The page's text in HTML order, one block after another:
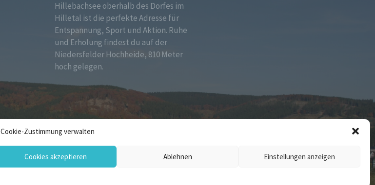
Cookie-Zustimmung verwalten
Cookies akzeptieren Ablehnen Einstellungen anzeigen
Hillebachsee oberhalb des Dorfes im
Hilletal ist die perfekte Adresse für
Entspannung, Sport und Aktion. Ruhe
und Erholung findest du auf der
Niedersfelder Hochheide, 810 Meter
hoch gelegen.